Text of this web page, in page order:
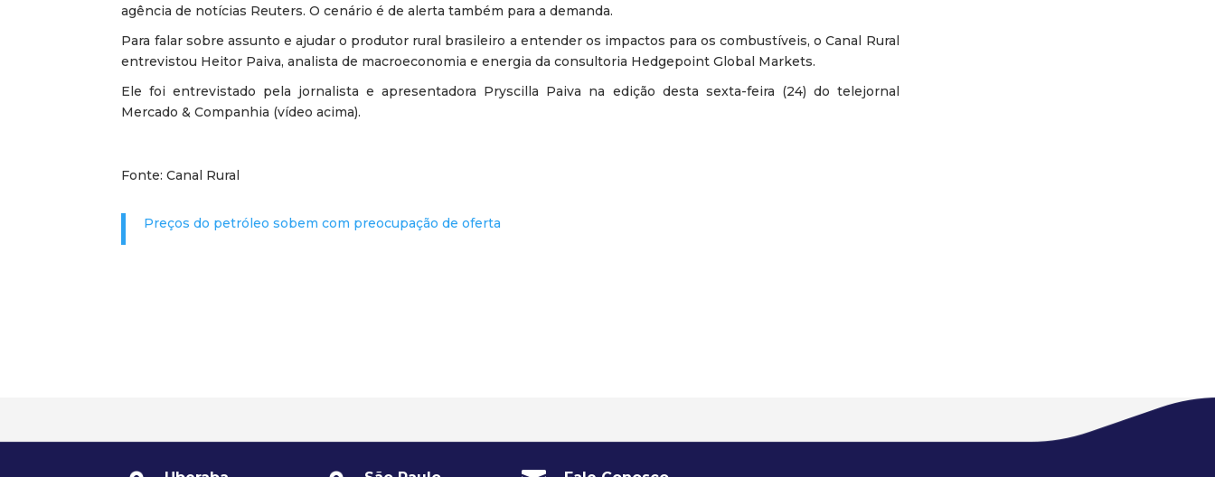
agência de notícias Reuters. O cenário é de alerta também para a demanda.
Para falar sobre assunto e ajudar o produtor rural brasileiro a entender os impactos para os combustíveis, o Canal Rural
entrevistou Heitor Paiva, analista de macroeconomia e energia da consultoria Hedgepoint Global Markets.
Ele foi entrevistado pela jornalista e apresentadora Pryscilla Paiva na edição desta sexta-feira (24) do telejornal
Mercado & Companhia (vídeo acima).
Fonte: Canal Rural
Preços do petróleo sobem com preocupação de oferta